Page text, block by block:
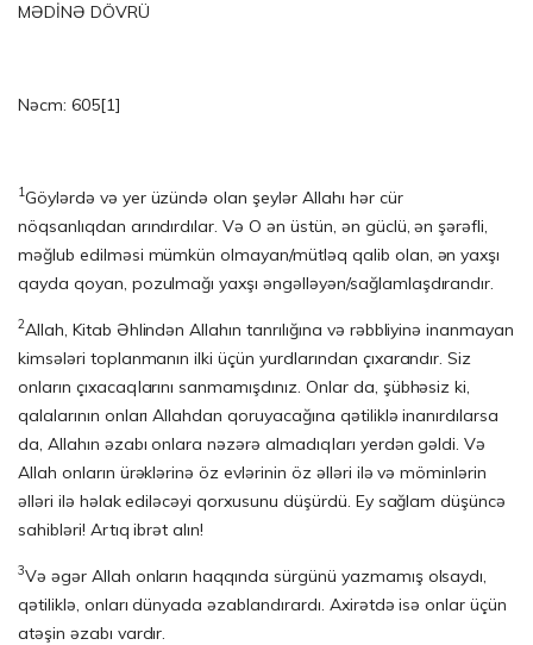
MƏDİNƏ DÖVRÜ
Nəcm: 605[1]
1Göylərdə və yer üzündə olan şeylər Allahı hər cür
nöqsanlıqdan arındırdılar. Və O ən üstün, ən güclü, ən şərəfli,
məğlub edilməsi mümkün olmayan/mütləq qalib olan­, ən yaxşı
qayda qoyan, pozulmağı yaxşı əngəlləyən/sağlamlaşdırandır.
2Allah, Kitab Əhlindən Allahın tanrılığına və rəbbliyinə inanmayan
kimsələri toplan­manın ilki üçün yurdlarından çıxarandır. Siz
onların çıxacaqlarını sanmamışdınız. Onlar da, şübhəsiz ki,
qalalarının onları Allahdan qoruyacağına qətiliklə inanırdılarsa
da, Allahın əzabı onlara nəzərə almadıqları yerdən gəldi. Və
Allah onların ürəklə­ri­nə öz evlərinin öz əlləri ilə və möminlərin
əlləri ilə həlak ediləcəyi qorxusunu düşür­dü. Ey sağlam düşüncə
sahibləri! Artıq ibrət alın!
3Və əgər Allah onların haqqında sürgünü yazmamış olsaydı,
qətiliklə, onları dünyada əzablandırardı. Axirətdə isə onlar üçün
atəşin əzabı vardır.